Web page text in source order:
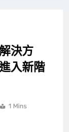
決方
入新階
1 Mins